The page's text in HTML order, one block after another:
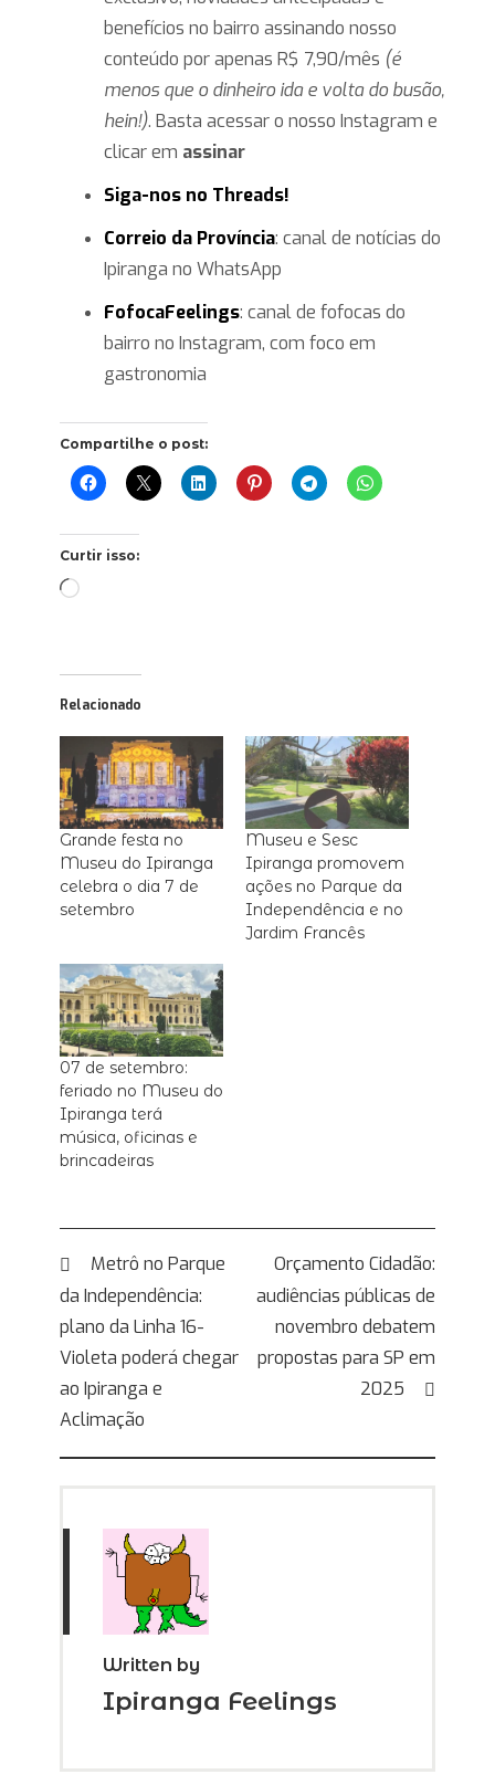
benefícios no bairro assinando nosso
conteúdo por apenas R$ 7,90/mês (é
menos que o dinheiro ida e volta do busão,
hein!). Basta acessar o nosso Instagram e
clicar em assinar
Siga-nos no Threads!
Correio da Província: canal de notícias do
Ipiranga no WhatsApp
FofocaFeelings: canal de fofocas do
bairro no Instagram, com foco em
gastronomia
Compartilhe o post:
Curtir isso:
Carregando...
Relacionado
Grande festa no
Museu do Ipiranga
celebra o dia 7 de
setembro
Museu e Sesc
Ipiranga promovem
ações no Parque da
Independência e no
Jardim Francês
07 de setembro:
feriado no Museu do
Ipiranga terá
música, oficinas e
brincadeiras
Navegação
de
Post
Metrô no Parque
da Independência:
plano da Linha 16-
Violeta poderá chegar
ao Ipiranga e
Aclimação
Orçamento Cidadão:
audiências públicas de
novembro debatem
propostas para SP em
2025
Written by
Ipiranga Feelings